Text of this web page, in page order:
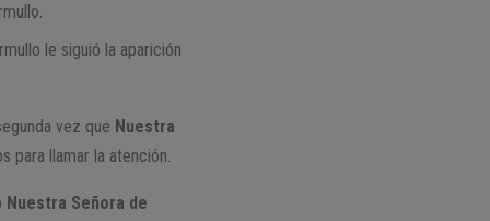
le siguió la aparición
vez que Nuestra
para llamar la atención.
Nuestra Señora de